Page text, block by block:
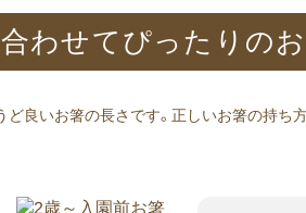
わせて​ぴったりの​
良いお箸の長さです。正しいお箸の持